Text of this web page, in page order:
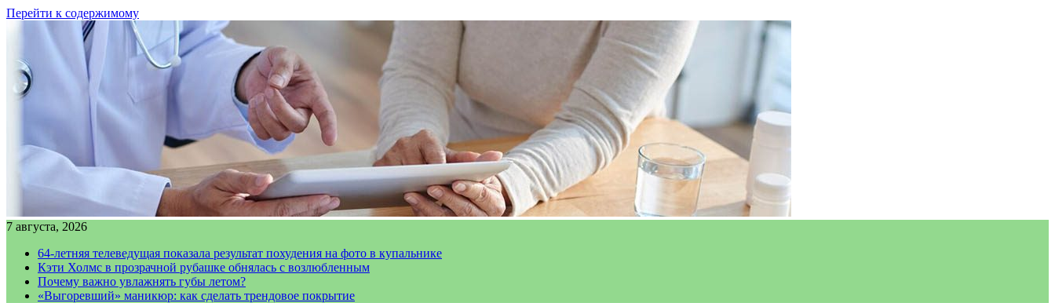
Перейти к содержимому
7 августа, 2026
64-летняя телеведущая показала результат похудения на фото в купальнике
Кэти Холмс в прозрачной рубашке обнялась с возлюбленным
Почему важно увлажнять губы летом?
«Выгоревший» маникюр: как сделать трендовое покрытие